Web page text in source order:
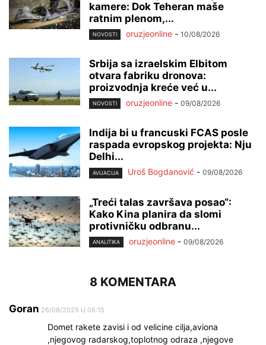
kamere: Dok Teheran maše
ratnim plenom,...
NOVOSTI oruzjeonline - 10/08/2026
Srbija sa izraelskim Elbitom
otvara fabriku dronova:
proizvodnja kreće već u...
NOVOSTI oruzjeonline - 09/08/2026
Indija bi u francuski FCAS posle
raspada evropskog projekta: Nju
Delhi...
AVIJACIJA Uroš Bogdanović - 09/08/2026
„Treći talas završava posao“:
Kako Kina planira da slomi
protivničku odbranu...
ANALITIKA oruzjeonline - 09/08/2026
8 KOMENTARA
Goran 26/08/2025 U 06:15
Domet rakete zavisi i od velicine cilja,aviona
,njegovog radarskog,toplotnog odraza ,njegove